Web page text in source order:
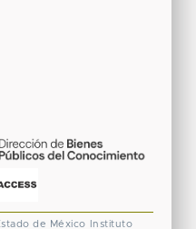
de México
Instituto